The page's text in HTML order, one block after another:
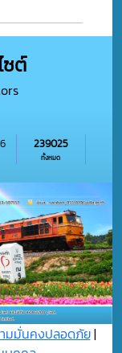
ซต์
ทั้งหมด
239025
มมั่นคงปลอดภัย|